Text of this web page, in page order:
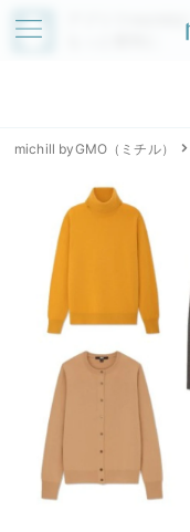
アプリでmichillが
michill byGMO（ミチル）